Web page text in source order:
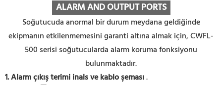
ALARM AND OUTPUT PORTS
Soğutucuda anormal bir durum meydana geldiğinde
ekipmanın etkilenmemesini garanti altına almak için, CWFL-
500 serisi soğutucularda alarm koruma fonksiyonu
bulunmaktadır.
1. Alarm çıkış terimiinals ve kablo şeması.